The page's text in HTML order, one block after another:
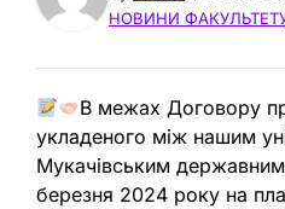
НОВИНИ
В межах Договору
укладеного між нашим
Мукачівським
березня 2024 року на